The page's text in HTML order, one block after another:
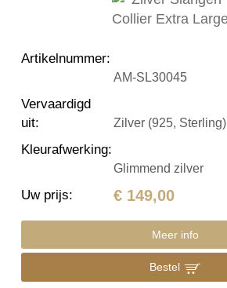
Artikelnummer:
AM-SL30045
Vervaardigd
uit: Zilver (925, Sterling)
Kleurafwerking:
Glimmend zilver
Uw prijs: € 149,00
Meer info
Bestel